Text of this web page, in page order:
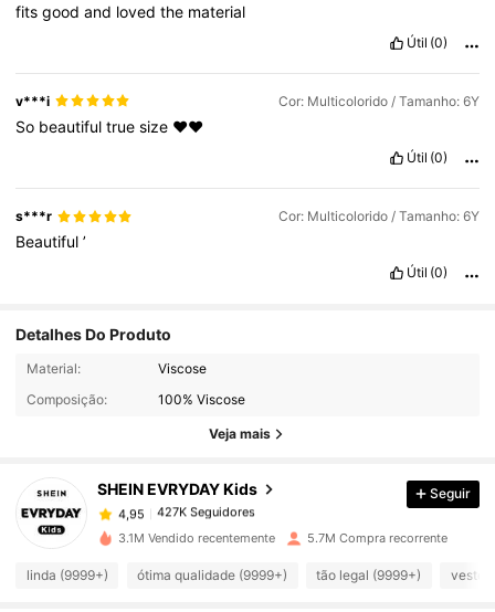
fitsgoodand lovedthe material
Útil (0)
v***i Cor: Multicolorido / Tamanho: 6Y
So beautifultruesize ❤️❤️
Útil (0)
s***r Cor: Multicolorido / Tamanho: 6Y
Beautiful’
Útil (0)
Detalhes Do Produto
Material:
Viscose
Composição:
100% Viscose
Veja mais
SHEIN EVRYDAY Kids
427K Seguidores
427K Seguidores
4,95 427K Seguidores
4,95 427K Seguidores
Seguir
3.1M Vendido recentemente 5.7M Compra recorrente
linda (9999+) ótima qualidade (9999+) tão legal (9999+) veste